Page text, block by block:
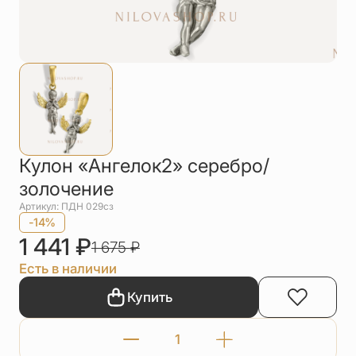
Цепи
Чётки
Шнурки на
Другое
Кулон «Ангелок2» серебро/
золочение
Артикул: ПДН 029сз
-14%
1 441 ₽1 675₽
Есть в наличии
Купить
Количество